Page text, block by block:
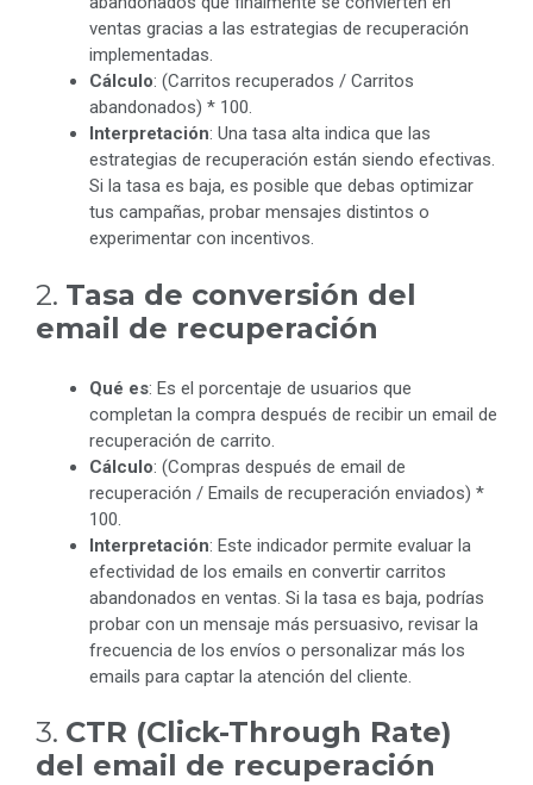
ventas gracias a las estrategias de recuperación
implementadas.
Cálculo: (Carritos recuperados / Carritos
abandonados) * 100.
Interpretación: Una tasa alta indica que las
estrategias de recuperación están siendo efectivas.
Si la tasa es baja, es posible que debas optimizar
tus campañas, probar mensajes distintos o
experimentar con incentivos.
2. Tasa de conversión del
email de recuperación
Qué es: Es el porcentaje de usuarios que
completan la compra después de recibir un email de
recuperación de carrito.
Cálculo: (Compras después de email de
recuperación / Emails de recuperación enviados) *
100.
Interpretación: Este indicador permite evaluar la
efectividad de los emails en convertir carritos
abandonados en ventas. Si la tasa es baja, podrías
probar con un mensaje más persuasivo, revisar la
frecuencia de los envíos o personalizar más los
emails para captar la atención del cliente.
3. CTR (Click-Through Rate)
del email de recuperación